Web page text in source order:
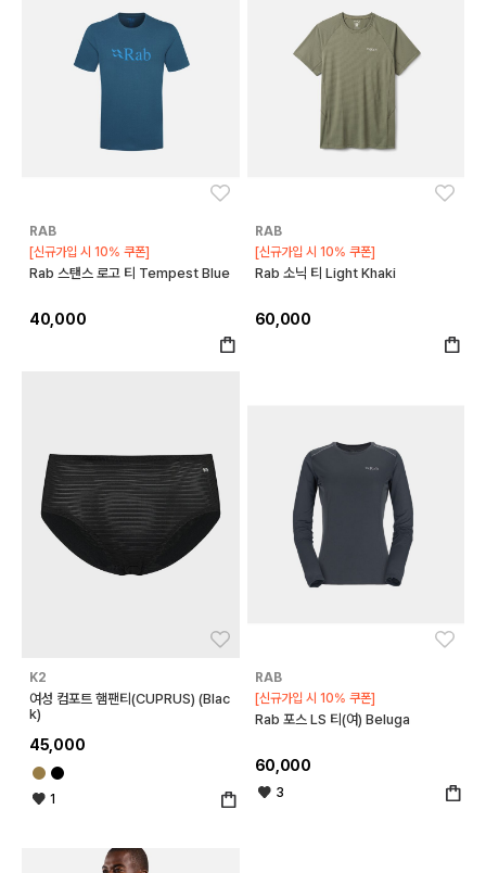
RAB
[신규가입 시 10% 쿠폰]
Rab 스탠스 로고 티 Tempest Blue
40,000
RAB
[신규가입 시 10% 쿠폰]
Rab 소닉 티 Light Khaki
60,000
K2
여성 컴포트 햄팬티(CUPRUS) (Blac
k)
45,000
1
RAB
[신규가입 시 10% 쿠폰]
Rab 포스 LS 티(여) Beluga
60,000
3